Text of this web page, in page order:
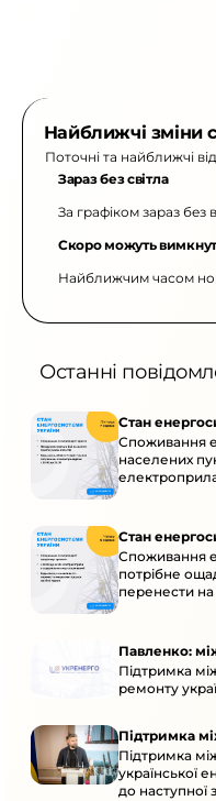
Найближчі зміни
Поточні та найближчі
Зараз без світла
За графіком зараз без
Скоро можуть
Найближчим часом
Останні
Стан
Споживання
населених
Стан
Споживання
потрібне
перенести на
Павленко:
Підтримка
ремонту
Підтримка
Підтримка
української
до наступної